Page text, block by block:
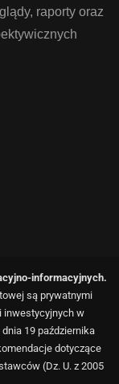
raporty oraz
informacyjnych.
są prywatnymi
inwestycyjnych w
19 października
dotyczące
(Dz. U. z 2005